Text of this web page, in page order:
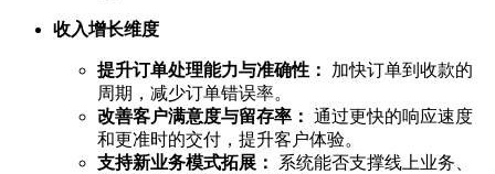
收入增长维度
提升订单处理能力与准确性：
加快订单到收款的
周期，减少订单错误率。
改善客户满意度与留存率： 通过更快的响应速度
和更准时的交付，提升客户体验。
支持新业务模式拓展：
系统能否支撑线上业务、